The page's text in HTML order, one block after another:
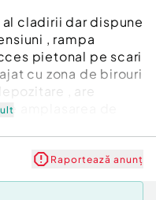
cladirii dar dispune
, rampa
pietonal pe scari
cu zona de birouri
, are
amplasarea de
cerintelor si
supliemnatara
Raportează anunț